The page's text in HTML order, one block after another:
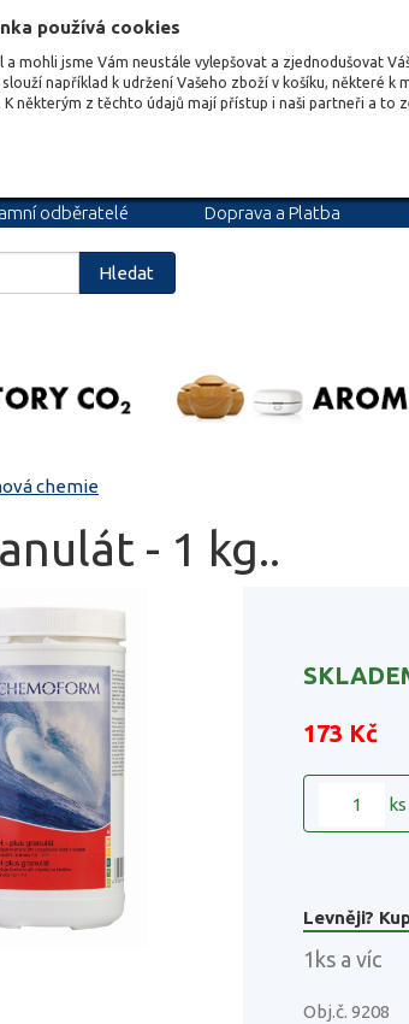
používá cookies
a mohli jsme Vám neustále vylepšovat a zjednodušovat
například k udržení Vašeho zboží v košíku, některé k
K některým z těchto údajů mají přístup i naši partneři a to
odběratelé Doprava a Platba
Hledat
chemie
- 1 kg..
173 Kč
ks
Levněji?
1ks a víc
Obj.č. 9208